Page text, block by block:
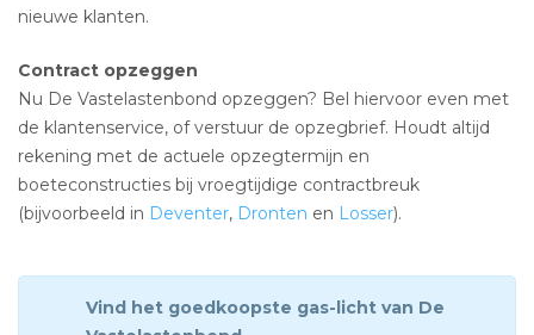
nieuwe klanten.
Contract opzeggen
Nu De Vastelastenbond opzeggen? Bel hiervoor even met
de klantenservice, of verstuur de opzegbrief. Houdt altijd
rekening met de actuele opzegtermijn en
boeteconstructies bij vroegtijdige contractbreuk
(bijvoorbeeld in Deventer, Dronten en Losser).
Vind het goedkoopste gas-licht van De